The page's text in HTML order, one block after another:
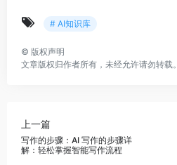
# AI知识库
© 版权声明
文章版权归作者所有，未经允许请勿转载。
上一篇
写作的步骤：AI 写作的步骤详
解：轻松掌握智能写作流程